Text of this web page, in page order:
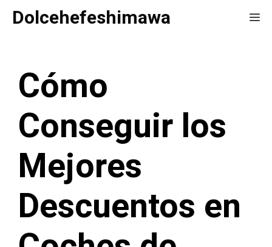
SaltarDolcehefeshimawa
Cómo
Conseguir los
Mejores
Descuentos en